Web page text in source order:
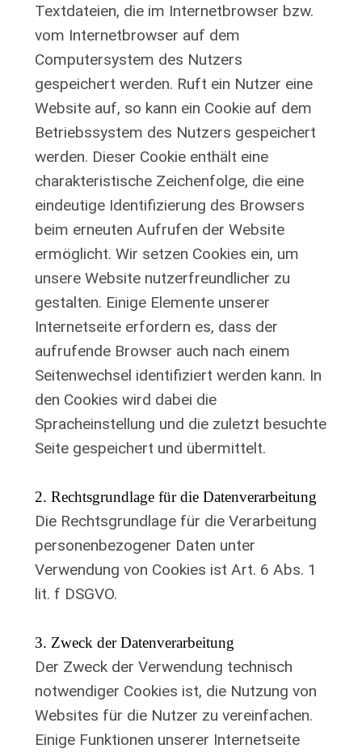
Textdateien, die im Internetbrowser bzw.
vom Internetbrowser auf dem
Computersystem des Nutzers
gespeichert werden. Ruft ein Nutzer eine
Website auf, so kann ein Cookie auf dem
Betriebssystem des Nutzers gespeichert
werden. Dieser Cookie enthält eine
charakteristische Zeichenfolge, die eine
eindeutige Identifizierung des Browsers
beim erneuten Aufrufen der Website
ermöglicht. Wir setzen Cookies ein, um
unsere Website nutzerfreundlicher zu
gestalten. Einige Elemente unserer
Internetseite erfordern es, dass der
aufrufende Browser auch nach einem
Seitenwechsel identifiziert werden kann. In
den Cookies wird dabei die
Spracheinstellung und die zuletzt besuchte
Seite gespeichert und übermittelt.
2. Rechtsgrundlage für die Datenverarbeitung
Die Rechtsgrundlage für die Verarbeitung
personenbezogener Daten unter
Verwendung von Cookies ist Art. 6 Abs. 1
lit. f DSGVO.
3. Zweck der Datenverarbeitung
Der Zweck der Verwendung technisch
notwendiger Cookies ist, die Nutzung von
Websites für die Nutzer zu vereinfachen.
Einige Funktionen unserer Internetseite